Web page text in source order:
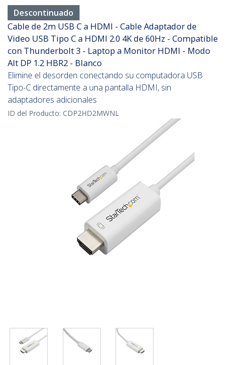
Descontinuado
Cable de 2m USB C a HDMI - Cable Adaptador de
Video USB Tipo C a HDMI 2.0 4K de 60Hz - Compatible
con Thunderbolt 3 - Laptop a Monitor HDMI - Modo
Alt DP 1.2 HBR2 - Blanco
Elimine el desorden conectando su computadora USB
Tipo-C directamente a una pantalla HDMI, sin
adaptadores adicionales
ID del Producto: CDP2HD2MWNL